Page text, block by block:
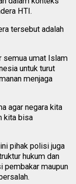
HTI.
tersebut adalah
semua umat Islam
untuk turut
menjaga
agar negara kita
kita bisa
pihak polisi juga
hukum dan
pembakar maupun